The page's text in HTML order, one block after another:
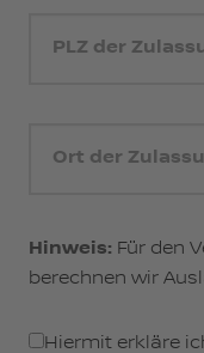
PLZ der
Ort der
Hinweis: Für den
berechnen wir
Hiermit erkläre